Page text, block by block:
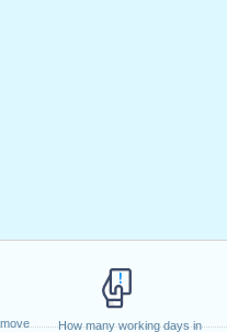
How many working days in